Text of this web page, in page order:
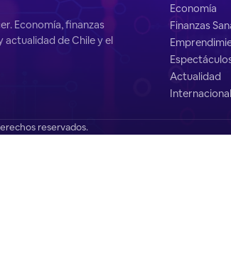
Economía, finanzas
actualidad de Chile y el
Economía
Finanzas
Actualidad
Internacional
reservados.